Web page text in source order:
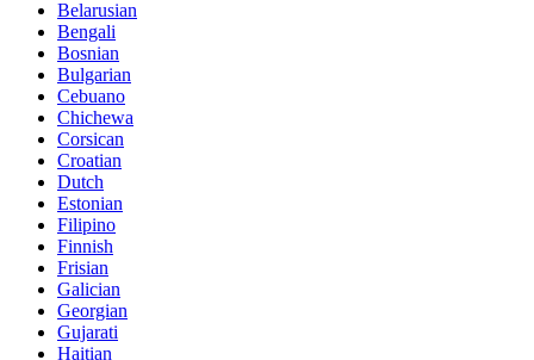
Belarusian
Bengali
Bosnian
Bulgarian
Cebuano
Chichewa
Corsican
Croatian
Dutch
Estonian
Filipino
Finnish
Frisian
Galician
Georgian
Gujarati
Haitian